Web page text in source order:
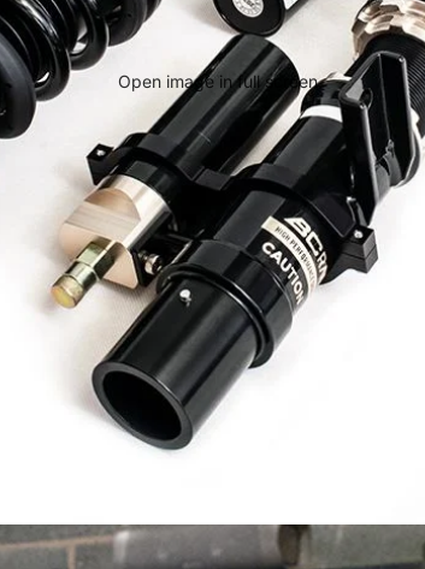
Open image in full screen